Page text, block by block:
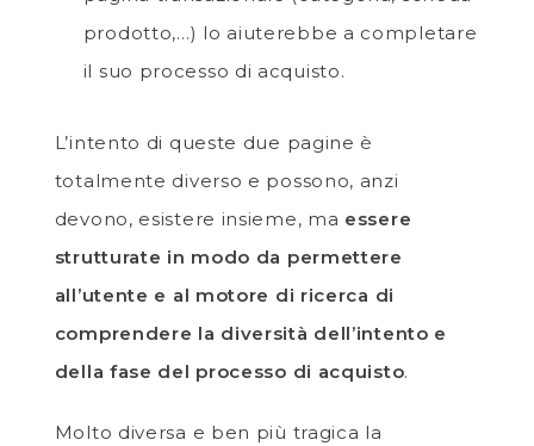
prodotto,…) lo aiuterebbe a completare
il suo processo di acquisto.
L’intento di queste due pagine è
totalmente diverso e possono, anzi
devono, esistere insieme, ma essere
strutturate in modo da permettere
all’utente e al motore di ricerca di
comprendere la diversità dell’intento e
della fase del processo di acquisto.
Molto diversa e ben più tragica la